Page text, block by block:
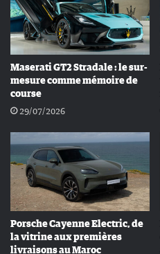
Maserati GT2 Stradale : le sur-
mesure comme mémoire de
course
29/07/2026
Porsche Cayenne Electric, de
la vitrine aux premières
livraisons au Maroc